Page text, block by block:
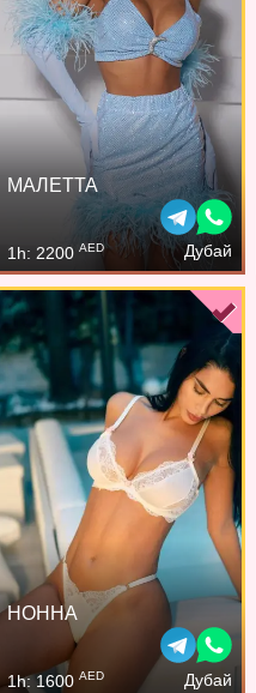
МАЛЕТТА
1h: 2200 AED Дубай
НОННА
1h: 1600 AED Дубай